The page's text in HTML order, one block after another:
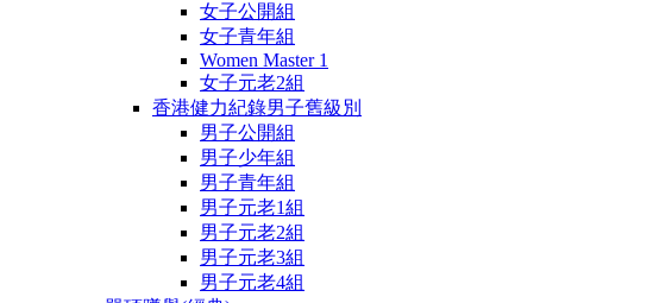
女子公開組
女子青年組
Women Master 1
女子元老2組
香港健力紀錄男子舊級別
男子公開組
男子少年組
男子青年組
男子元老1組
男子元老2組
男子元老3組
男子元老4組